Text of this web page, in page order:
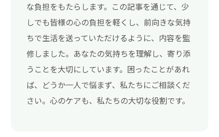
な負担をもたらします。この記事を通じて、少
しでも皆様の心の負担を軽くし、前向きな気持
ちで生活を送っていただけるように、内容を監
修しました。あなたの気持ちを理解し、寄り添
うことを大切にしています。困ったことがあれ
ば、どうか一人で悩まず、私たちにご相談くだ
さい。心のケアも、私たちの大切な役割です。